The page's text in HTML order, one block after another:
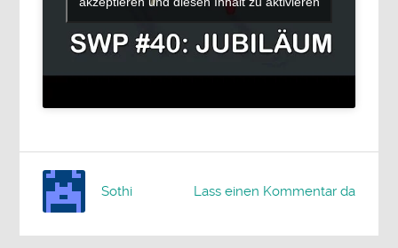
Lass einen Kommentar da
Sothi